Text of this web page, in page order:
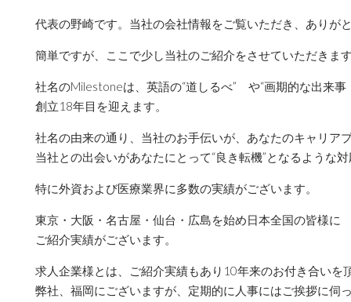
代表の野崎です。当社の会社情報をご覧いただき、ありが
簡単ですが、ここで少し当社のご紹介をさせていただきま
社名のMilestoneは、英語の“道しるべ” や“画期的な出来事
創立18年目を迎えます。
社名の由来の通り、当社のお手伝いが、あなたのキャリア
当社との出会いがあなたにとって“良き転機”となるような
特に外資および医療業界に多数の実績がございます。
東京・大阪・名古屋・仙台・広島を始め日本全国の皆様に
ご紹介実績がございます。
求人企業様とは、ご紹介実績もあり10年来のお付き合いを
弊社、福岡にございますが、定期的に人事にはご挨拶に伺